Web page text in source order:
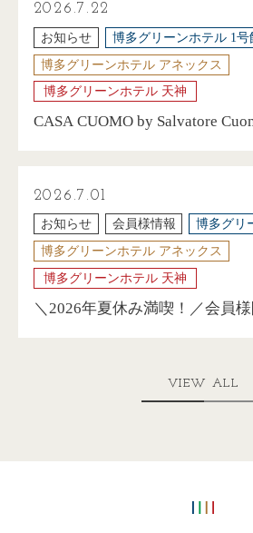
2026.7.22
お知らせ
博多グリーンホテル 1号
博多グリーンホテル アネックス
博多グリーンホテル 天神
CASA CUOMO by Salvatore
2026.7.01
お知らせ 会員様情報
博多グリ
博多グリーンホテル アネックス
博多グリーンホテル 天神
＼2026年夏休み満喫！／会員
VIEW ALL